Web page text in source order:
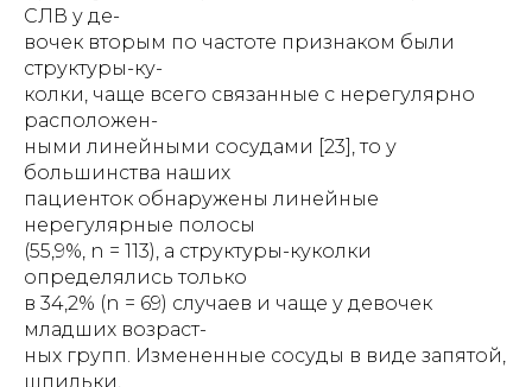
СЛВ у де-
вочек вторым по частоте признаком были
структуры-ку-
колки, чаще всего связанные с нерегулярно
расположен-
ными линейными сосудами [23], то у
большинства наших
пациенток обнаружены линейные
нерегулярные полосы
(55,9%, n = 113), а структуры-куколки
определялись только
в 34,2% (n = 69) случаев и чаще у девочек
младших возраст-
ных групп. Измененные сосуды в виде запятой,
шпильки,